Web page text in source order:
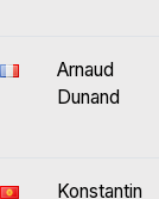
Arnaud
Dunand
Konstantin